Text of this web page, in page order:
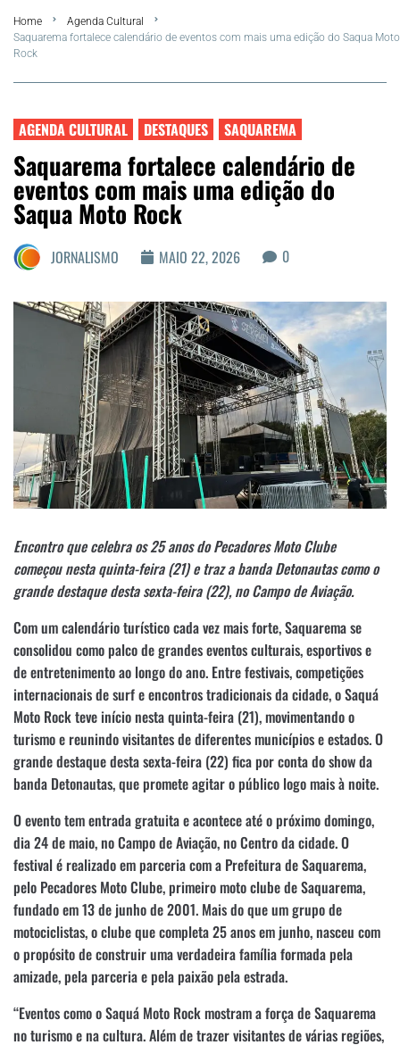
Summer
Araruama
Região dos Lagos
Agenda Cultural
Colunistas
Matérias Exclusivas
Home
Agenda Cultural
Saquarema fortalece calendário de eventos com mais uma edição do Saqua Moto
Rock
AGENDA CULTURAL DESTAQUES SAQUAREMA
Saquarema fortalece calendário de
eventos com mais uma edição do
Saqua Moto Rock
JORNALISMO MAIO 22, 2026 0
Encontro que celebra os 25 anos do Pecadores Moto Clube
começou nesta quinta-feira (21) e traz a banda Detonautas como o
grande destaque desta sexta-feira (22), no Campo de Aviação.
Com um calendário turístico cada vez mais forte, Saquarema se
consolidou como palco de grandes eventos culturais, esportivos e
de entretenimento ao longo do ano. Entre festivais, competições
internacionais de surf e encontros tradicionais da cidade, o Saquá
Moto Rock teve início nesta quinta-feira (21), movimentando o
turismo e reunindo visitantes de diferentes municípios e estados. O
grande destaque desta sexta-feira (22) fica por conta do show da
banda Detonautas, que promete agitar o público logo mais à noite.
O evento tem entrada gratuita e acontece até o próximo domingo,
dia 24 de maio, no Campo de Aviação, no Centro da cidade. O
festival é realizado em parceria com a Prefeitura de Saquarema,
pelo Pecadores Moto Clube, primeiro moto clube de Saquarema,
fundado em 13 de junho de 2001. Mais do que um grupo de
motociclistas, o clube que completa 25 anos em junho, nasceu com
o propósito de construir uma verdadeira família formada pela
amizade, pela parceria e pela paixão pela estrada.
“Eventos como o Saquá Moto Rock mostram a força de Saquarema
no turismo e na cultura. Além de trazer visitantes de várias regiões,